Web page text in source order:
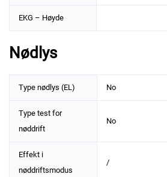
EKG – Høyde
Nødlys
Type nødlys (EL) No
Type test for
nøddrift
No
Effekt i
nøddriftsmodus
/